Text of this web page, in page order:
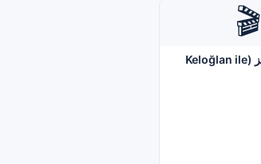
🎬
كيلوغلان وجانكيز (Keloğlan ile